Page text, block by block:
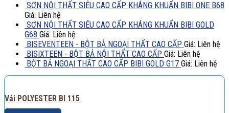
SƠN NỘI THẤT SIÊU CAO CẤP KHÁNG KHUẨN BIBI ONE B68
Giá: Liên hệ
SƠN NỘI THẤT SIÊU CAO CẤP KHÁNG KHUẨN BIBI GOLD
G68 Giá: Liên hệ
BISEVENTEEN - BỘT BẢ NGOẠI THẤT CAO CẤP Giá: Liên hệ
BISIXTEEN - BỘT BẢ NỘI THẤT CAO CẤP Giá: Liên hệ
BỘT BẢ NGOẠI THẤT CAO CẤP BIBI GOLD G17 Giá: Liên hệ
Vải POLYESTER BI 115